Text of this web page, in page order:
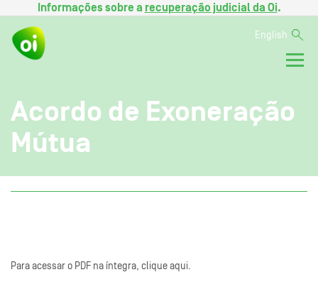
Informações sobre a recuperação judicial da Oi.
English
Acordo de Exoneração
Mútua
Para acessar o PDF na íntegra, clique aqui.